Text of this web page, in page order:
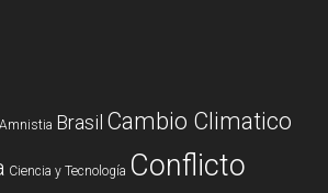
Amnistia Brasil Cambio Climatico
Ciencia y Tecnología Conflicto